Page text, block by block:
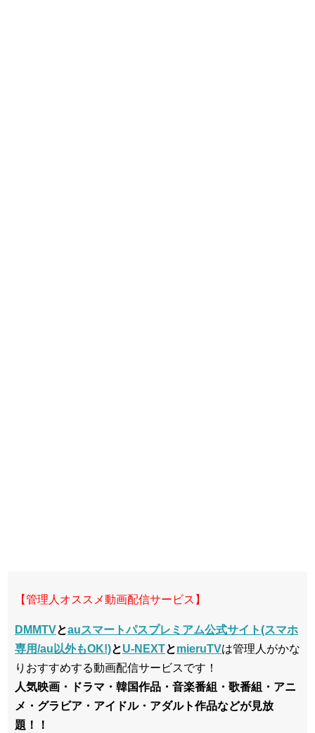
【管理人オススメ動画配信サービス】
DMMTVとauスマートパスプレミアム公式サイト(スマホ
専用/au以外もOK!)とU-NEXTとmieruTVは管理人がかな
りおすすめする動画配信サービスです！
人気映画・ドラマ・韓国作品・音楽番組・歌番組・アニ
メ・グラビア・アイドル・アダルト作品などが見放
題！！